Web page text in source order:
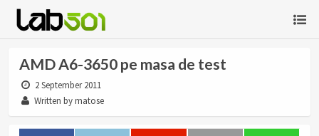
AMD A6-3650 pe masa de test
2 September 2011
Written by matose